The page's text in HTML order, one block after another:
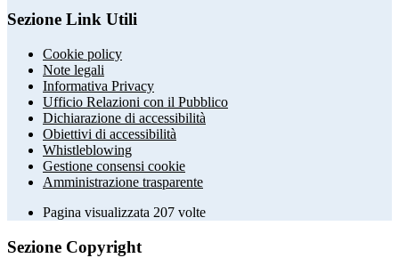
Sezione Link Utili
Cookie policy
Note legali
Informativa Privacy
Ufficio Relazioni con il Pubblico
Dichiarazione di accessibilità
Obiettivi di accessibilità
Whistleblowing
Gestione consensi cookie
Amministrazione trasparente
Pagina visualizzata 207 volte
Sezione Copyright